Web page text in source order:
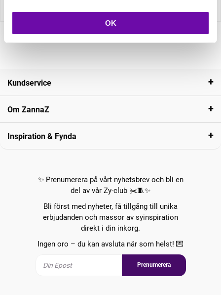
OK
Kundservice
Om ZannaZ
Inspiration & Fynda
✨ Prenumerera på vårt nyhetsbrev och bli en
del av vår Zy-club ✂️🧵✨
Bli först med nyheter, få tillgång till unika
erbjudanden och massor av syinspiration
direkt i din inkorg.
Ingen oro – du kan avsluta när som helst! 💌
Prenumerera